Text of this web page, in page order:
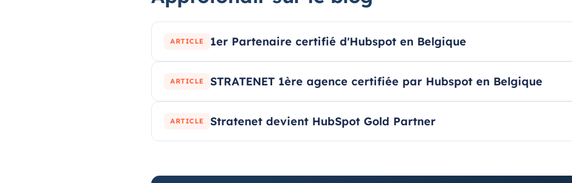
ARTICLE 1er Partenaire certifié d'Hubspot en Belgique
ARTICLE STRATENET 1ère agence certifiée par Hubspot en Belgique
ARTICLE Stratenet devient HubSpot Gold Partner